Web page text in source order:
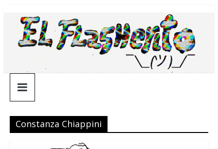
contenido
¯\_(ツ)_/
¯
Constanza Chiappini